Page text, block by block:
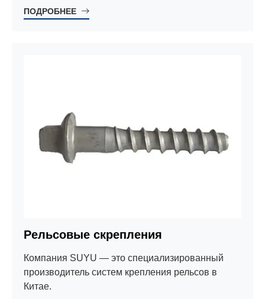
ПОДРОБНЕЕ
Рельсовые скрепления
Компания SUYU — это специализированный
производитель систем крепления рельсов в
Китае.